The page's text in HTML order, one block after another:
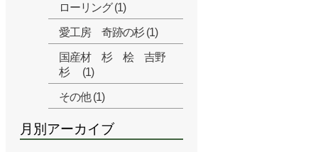
ローリング (1)
愛工房 奇跡の杉 (1)
国産材 杉 桧 吉野
杉 (1)
その他 (1)
月別アーカイブ